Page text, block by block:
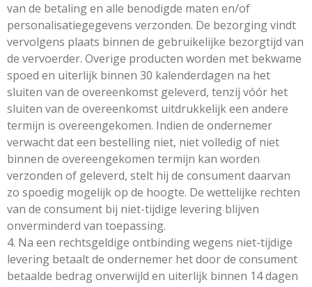
van de betaling en alle benodigde maten en/of
personalisatiegegevens verzonden. De bezorging vindt
vervolgens plaats binnen de gebruikelijke bezorgtijd van
de vervoerder. Overige producten worden met bekwame
spoed en uiterlijk binnen 30 kalenderdagen na het
sluiten van de overeenkomst geleverd, tenzij vóór het
sluiten van de overeenkomst uitdrukkelijk een andere
termijn is overeengekomen. Indien de ondernemer
verwacht dat een bestelling niet, niet volledig of niet
binnen de overeengekomen termijn kan worden
verzonden of geleverd, stelt hij de consument daarvan
zo spoedig mogelijk op de hoogte. De wettelijke rechten
van de consument bij niet-tijdige levering blijven
onverminderd van toepassing.
4. Na een rechtsgeldige ontbinding wegens niet-tijdige
levering betaalt de ondernemer het door de consument
betaalde bedrag onverwijld en uiterlijk binnen 14 dagen